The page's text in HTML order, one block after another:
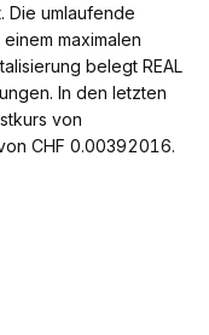
Die umlaufende
maximalen
belegt REAL
In den letzten
von
CHF 0.00392016.